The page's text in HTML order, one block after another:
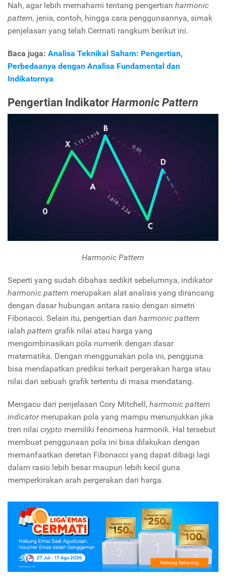
Nah, agar lebih memahami tentang pengertian harmonic
pattern, jenis, contoh, hingga cara penggunaannya, simak
penjelasan yang telah Cermati rangkum berikut ini.
Baca juga: Analisa Teknikal Saham: Pengertian,
Perbedaanya dengan Analisa Fundamental dan
Indikatornya
Pengertian IndikatorHarmonic Pattern
Harmonic Pattern
Seperti yang sudah dibahas sedikit sebelumnya, indikator
harmonic pattern merupakan alat analisis yang dirancang
dengan dasar hubungan antara rasio dengan simetri
Fibonacci. Selain itu, pengertian dari harmonic pattern
ialah pattern grafik nilai atau harga yang
mengombinasikan pola numerik dengan dasar
matematika. Dengan menggunakan pola ini, pengguna
bisa mendapatkan prediksi terkait pergerakan harga atau
nilai dari sebuah grafik tertentu di masa mendatang.
Mengacu dari penjelasan Cory Mitchell, harmonic pattern
indicator merupakan pola yang mampu menunjukkan jika
tren nilai crypto memiliki fenomena harmonik. Hal tersebut
membuat penggunaan pola ini bisa dilakukan dengan
memanfaatkan deretan Fibonacci yang dapat dibagi lagi
dalam rasio lebih besar maupun lebih kecil guna
memperkirakan arah pergerakan dari harga.